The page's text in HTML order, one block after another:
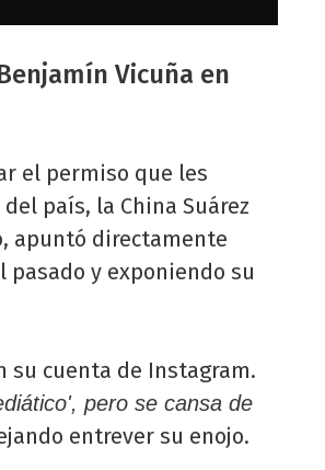
Vicuña en
el permiso que les
país, la China Suárez
apuntó directamente
pasado y exponiendo su
su cuenta de Instagram.
pero se cansa de
entrever su enojo.